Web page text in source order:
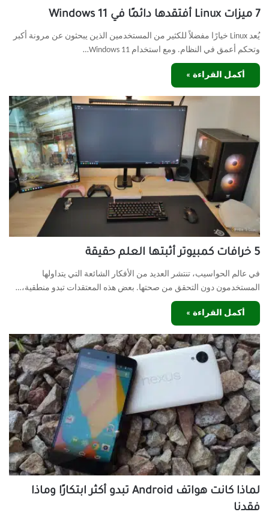
7 ميزات Linux أفتقدها دائمًا في Windows 11
يُعد Linux خيارًا مفضلاً للكثير من المستخدمين الذين يبحثون عن مرونة أكبر
وتحكم أعمق في النظام. ومع استخدام Windows 11…
أكمل القراءة »
5 خرافات كمبيوتر أثبتها العلم حقيقة
في عالم الحواسيب، تنتشر العديد من الأفكار الشائعة التي يتداولها
المستخدمون دون التحقق من صحتها. بعض هذه المعتقدات تبدو منطقية،…
أكمل القراءة »
لماذا كانت هواتف Android تبدو أكثر ابتكارًا وماذا
فقدنا